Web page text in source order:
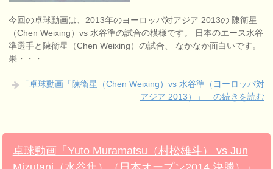
今回の卓球動画は、2013年のヨーロッパ対アジア 2013の 陳衛星
（Chen Weixing）vs 水谷準の試合の模様です。 日本のエース水谷
準選手と陳衛星（Chen Weixing）の試合、 なかなか面白いです。
果・・・
「卓球動画「陳衛星（Chen Weixing）vs 水谷準（ヨーロッパ対
アジア 2013）」」の続きを読む
卓球動画「Yuto Muramatsu（村松雄斗） vs Jun